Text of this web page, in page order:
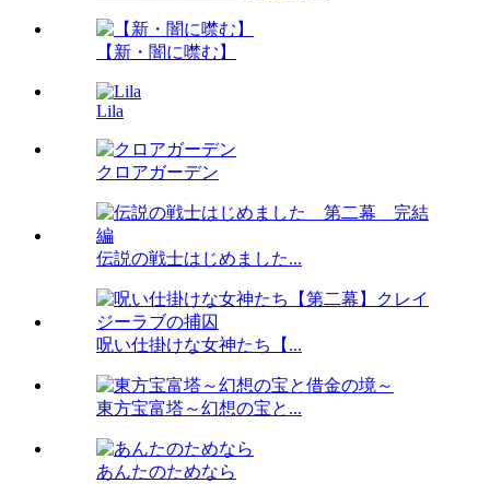
【新・闇に噤む】
Lila
クロアガーデン
伝説の戦士はじめました...
呪い仕掛けな女神たち【...
東方宝富塔～幻想の宝と...
あんたのためなら